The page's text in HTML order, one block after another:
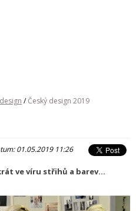
/Český design 2019
01.05.2019 11:26
ve víru střihů a barev...